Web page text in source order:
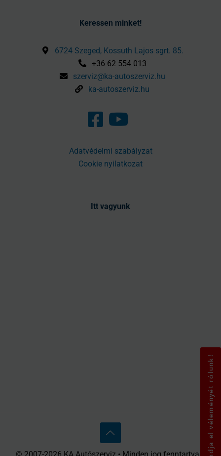
Keressen minket!
6724 Szeged, Kossuth Lajos sgrt. 85.
+36 62 554 013
szerviz@ka-autoszerviz.hu
ka-autoszerviz.hu
Adatvédelmi szabályzat
Cookie nyilatkozat
Itt vagyunk
Mondja el véleményét rólunk!